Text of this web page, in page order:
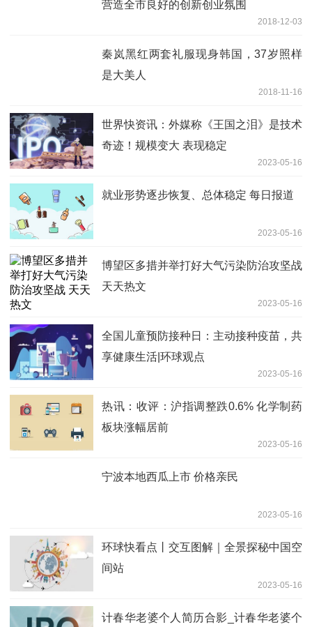
营造全市良好的创新创业氛围
2018-12-03
秦岚黑红两套礼服现身韩国，37岁照样
是大美人
2018-11-16
世界快资讯：外媒称《王国之泪》是技术
奇迹！规模变大 表现稳定
2023-05-16
就业形势逐步恢复、总体稳定 每日报道
2023-05-16
博望区多措并举打好大气污染防治攻坚战
天天热文
2023-05-16
全国儿童预防接种日：主动接种疫苗，共
享健康生活|环球观点
2023-05-16
热讯：收评：沪指调整跌0.6% 化学制药
板块涨幅居前
2023-05-16
宁波本地西瓜上市 价格亲民
2023-05-16
环球快看点丨交互图解｜全景探秘中国空
间站
2023-05-16
计春华老婆个人简历合影_计春华老婆个